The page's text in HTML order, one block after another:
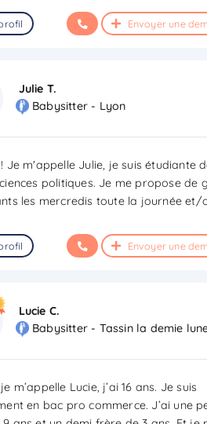
Envoyer une
Julie T.
Babysitter - Lyon
Je m'appelle Julie, je suis étudiante
politiques. Je me propose de
les mercredis toute la journée et/
Envoyer une
Lucie C.
Babysitter - Tassin la demie
m’appelle Lucie, j’ai 16 ans. Je suis
en bac pro commerce. J’ai une